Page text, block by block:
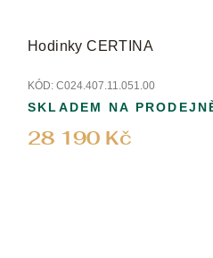
Hodinky CERTINA
KÓD: C024.407.11.051.00
28 190 Kč
SKLADEM NA